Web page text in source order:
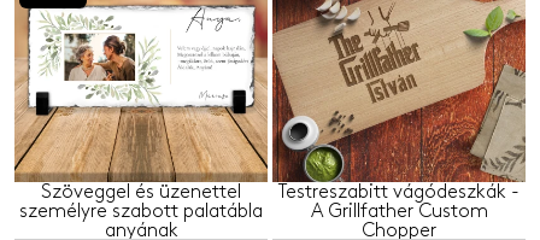
Szöveggel és üzenettel
személyre szabott palatábla
anyának
Testreszabitt vágódeszkák -
A Grillfather Custom
Chopper